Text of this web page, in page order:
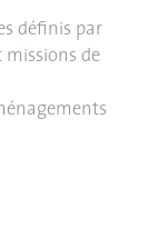
définis par
missions de